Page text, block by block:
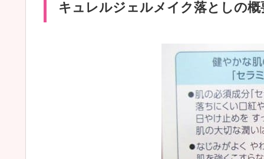
キュレルジェルメイク落としの概